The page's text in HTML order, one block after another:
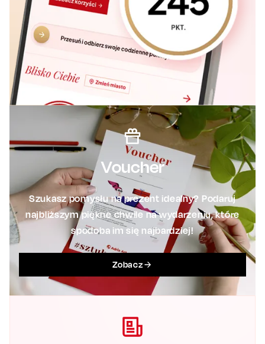
Voucher
Szukasz pomysłu na prezent idealny? Podaruj
najbliższym piękne chwile na wydarzeniu, które
spodoba im się najbardziej!
Zobacz